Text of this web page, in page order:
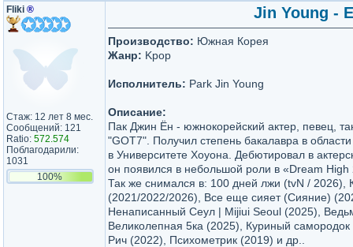
Fliki ®
Стаж: 12 лет 8 мес.
Сообщений: 121
Ratio: 572.574
Поблагодарили:
1031
100%
Jin Young -
Производство: Южная Корея
Жанр: Kpop
Исполнитель: Park Jin Young
Описание:
Пак Джин Ён - южнокорейский актер, певец,
"GOT7". Получил степень бакалавра в области
в Университете Хоуона. Дебютировал в
он появился в небольшой роли в «Dream High
Так же снимался в: 100 дней лжи (tvN /
(2021/2022/2026), Все еще сияет (Сияние)
Ненаписанный Сеул | Mijiui Seoul (2025),
Великолепная 5ка (2025), Куриный
Рич (2022), Психометрик (2019) и др..